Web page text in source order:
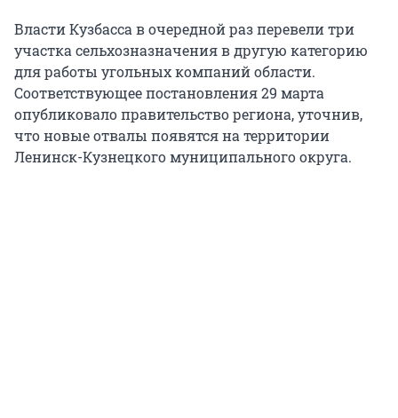
Власти Кузбасса в очередной раз перевели три
участка сельхозназначения в другую категорию
для работы угольных компаний области.
Соответствующее постановления 29 марта
опубликовало правительство региона, уточнив,
что новые отвалы появятся на территории
Ленинск-Кузнецкого муниципального округа.